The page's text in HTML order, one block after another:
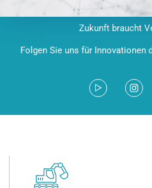
Zukunft braucht
Folgen Sie uns für Innovationen